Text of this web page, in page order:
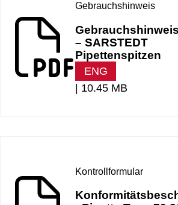
Gebrauchshinweis
Gebrauchshinweis
– SARSTEDT
Pipettenspitzen
ENG
| 10.45 MB
Kontrollformular